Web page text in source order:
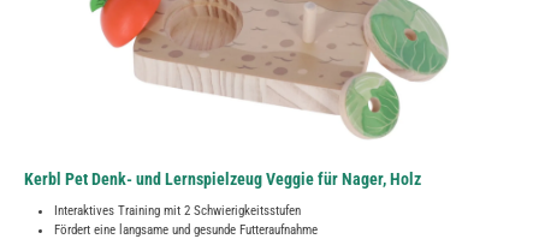
Kerbl Pet Denk- und Lernspielzeug Veggie für Nager, Holz
Interaktives Training mit 2 Schwierigkeitsstufen
Fördert eine langsame und gesunde Futteraufnahme